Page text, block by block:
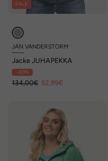
SALE
JAN VANDERSTORM
Jacke JUHAPEKKA
- 60%
134,00€ 52,99€